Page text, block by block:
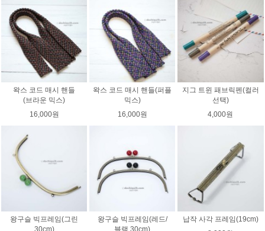
왁스 코드 매시 핸들
(브라운 믹스)
16,000원
왁스 코드 매시 핸들(퍼플
믹스)
16,000원
지그 트윈 패브릭펜(컬러
선택)
4,000원
왕구슬 빅프레임(그린
30cm)
왕구슬 빅프레임(레드/
블랙 30cm)
납작 사각 프레임(19cm)